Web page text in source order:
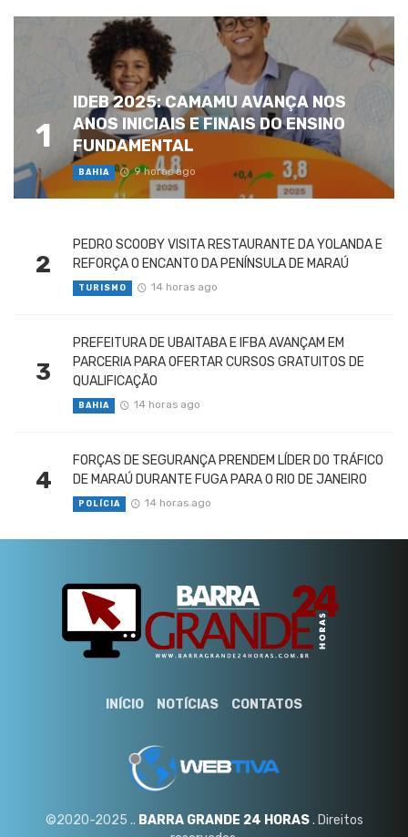
1
IDEB 2025: CAMAMU AVANÇA NOS
ANOS INICIAIS E FINAIS DO ENSINO
FUNDAMENTAL
BAHIA 9 horas ago
2
PEDRO SCOOBY VISITA RESTAURANTE DA YOLANDA E
REFORÇA O ENCANTO DA PENÍNSULA DE MARAÚ
TURISMO 14 horas ago
3
PREFEITURA DE UBAITABA E IFBA AVANÇAM EM
PARCERIA PARA OFERTAR CURSOS GRATUITOS DE
QUALIFICAÇÃO
BAHIA 14 horas ago
4
FORÇAS DE SEGURANÇA PRENDEM LÍDER DO TRÁFICO
DE MARAÚ DURANTE FUGA PARA O RIO DE JANEIRO
POLÍCIA 14 horas ago
INÍCIO NOTÍCIAS CONTATOS
©2020-2025 .. BARRA GRANDE 24 HORAS. Direitos